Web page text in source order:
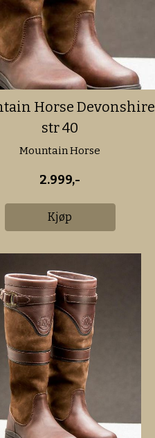
Horse Devonshire
str 40
Mountain Horse
2.999,-
Kjøp